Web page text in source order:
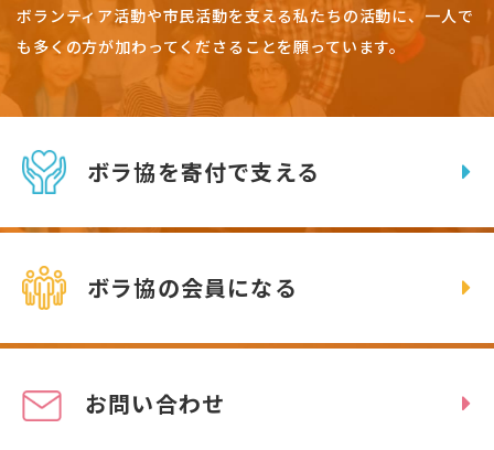
ボランティア活動や市民活動を支える私たちの活動に、一人で
も多くの方が加わってくださることを願っています。
ボラ協を寄付で支える
ボラ協の会員になる
お問い合わせ